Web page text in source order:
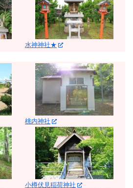
水神神社★
桃内神社
小樽伏見稲荷神社